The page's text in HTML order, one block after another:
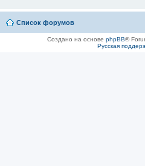
Список форумов
Создано на основе phpBB®
Русская